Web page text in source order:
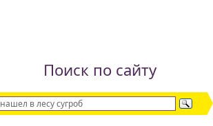
Поиск по сайту